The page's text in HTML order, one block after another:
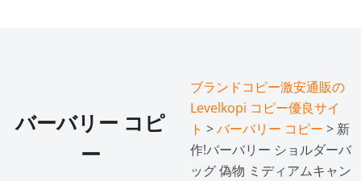
バーバリー コピ
ー
ブランドコピー激安通販の
Levelkopi コピー優良サイ
ト >バーバリー コピー > 新
作!バーバリー ショルダーバ
ッグ 偽物 ミディアムキャン